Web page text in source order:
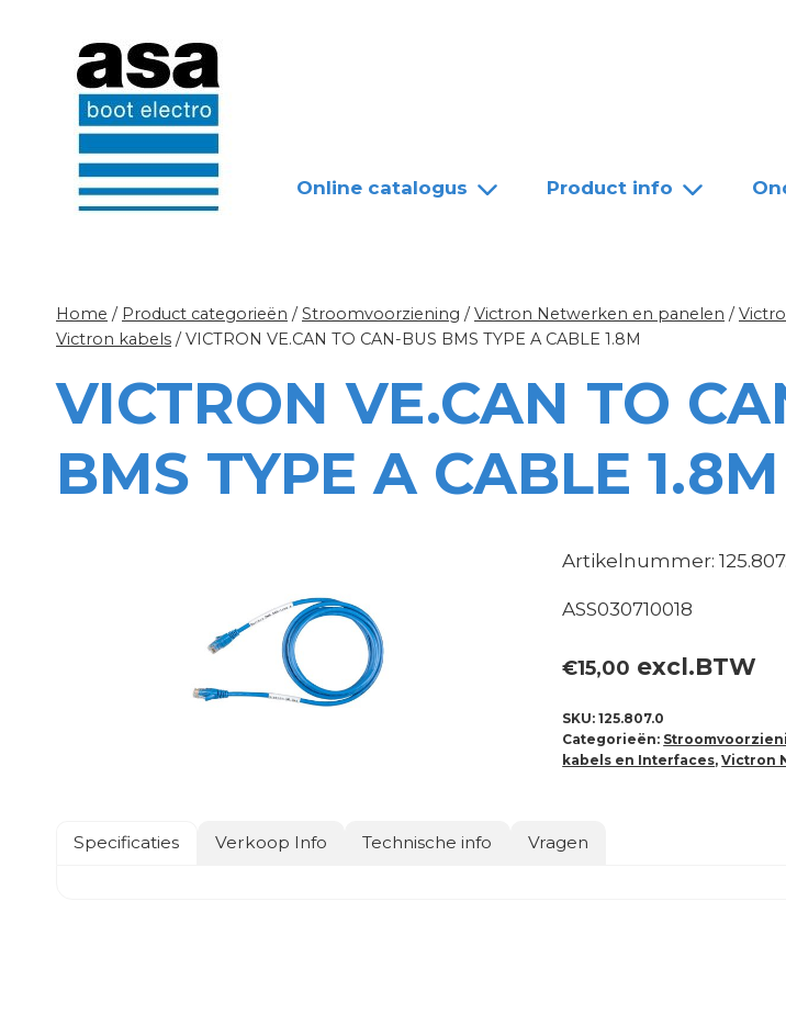
Online catalogus Product info
Home / Product categorieën / Stroomvoorziening / Victron Netwerken en panelen /
Victron kabels / VICTRON VE.CAN TO CAN-BUS BMS TYPE A CABLE 1.8M
VICTRON VE.CAN TO
BMS TYPE A CABLE 1.8M
Artikelnummer:
ASS030710018
€15,00 excl.BTW
SKU:125.807.0
Categorieën:
kabels en Interfaces,Victron
Specificaties Verkoop Info Technische info Vragen